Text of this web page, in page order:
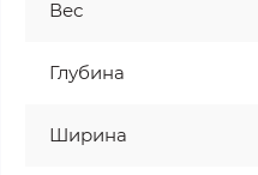
Вес
Глубина
Ширина